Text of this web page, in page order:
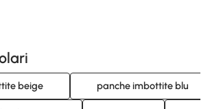
beige panche imbottite blu